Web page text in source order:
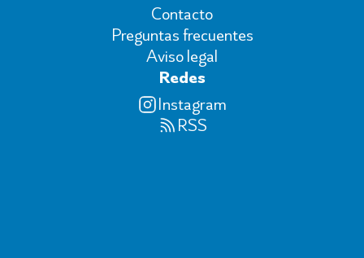
Contacto
Preguntas frecuentes
Aviso legal
Redes
Instagram
RSS